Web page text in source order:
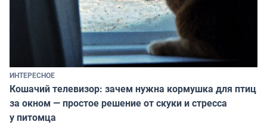
ИНТЕРЕСНОЕ
Кошачий телевизор: зачем нужна кормушка для птиц
за окном — простое решение от скуки и стресса
у питомца